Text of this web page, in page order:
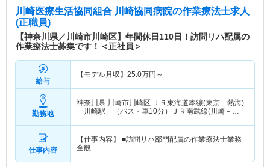
川崎医療生活協同組合 川崎協同病院の作業療法士求人
(正職員)
【神奈川県／川崎市川崎区】年間休日110日！訪問リハ配属の
作業療法士募集です！＜正社員＞
給与
【モデル月収】 25.0万円～
勤務地
神奈川県 川崎市川崎区 ＪＲ東海道本線(東京－熱海)
「川崎駅」（バス・車10分）ＪＲ南武線(川崎－立
仕事内容
【仕事内容】 ■訪問リハ部門配属の作業療法士業務
全般